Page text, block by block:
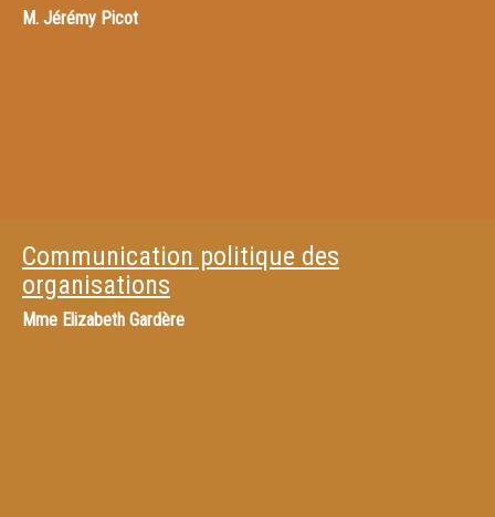
M. Jérémy Picot
Communication politique des
organisations
Mme Elizabeth Gardère